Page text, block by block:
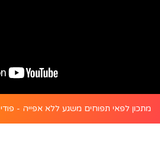
מתכון לפאי תפוחים משגע ללא אפייה - פודי